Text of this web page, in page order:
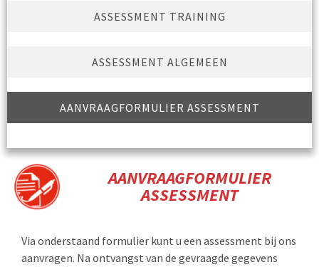
ASSESSMENT TRAINING
ASSESSMENT ALGEMEEN
AANVRAAGFORMULIER ASSESSMENT
AANVRAAGFORMULIER
ASSESSMENT
Via onderstaand formulier kunt u een assessment bij ons
aanvragen. Na ontvangst van de gevraagde gegevens